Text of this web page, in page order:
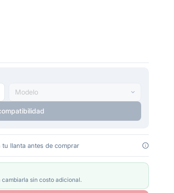
tu llanta antes de comprar
sin costo adicional.